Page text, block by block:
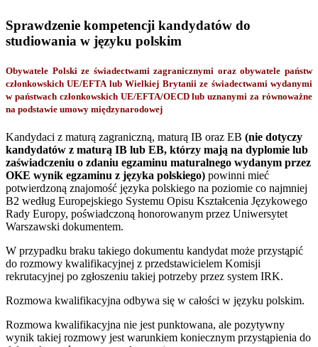
Sprawdzenie kompetencji kandydatów do
studiowania w języku polskim
Obywatele Polski ze świadectwami zagranicznymi oraz obywatele państw
członkowskich UE/EFTA lub Wielkiej Brytanii ze świadectwami wydanymi
w państwach członkowskich UE/EFTA/OECD lub uznanymi za równoważne
na podstawie umowy międzynarodowej
Kandydaci z maturą zagraniczną, maturą IB oraz EB (nie dotyczy
kandydatów z maturą IB lub EB, którzy mają na dyplomie lub
zaświadczeniu o zdaniu egzaminu maturalnego wydanym przez
OKE wynik egzaminu z języka polskiego) powinni mieć
potwierdzoną znajomość języka polskiego na poziomie co najmniej
B2 według Europejskiego Systemu Opisu Kształcenia Językowego
Rady Europy, poświadczoną honorowanym przez Uniwersytet
Warszawski dokumentem.
W przypadku braku takiego dokumentu kandydat może przystąpić
do rozmowy kwalifikacyjnej z przedstawicielem Komisji
rekrutacyjnej po zgłoszeniu takiej potrzeby przez system IRK.
Rozmowa kwalifikacyjna odbywa się w całości w języku polskim.
Rozmowa kwalifikacyjna nie jest punktowana, ale pozytywny
wynik takiej rozmowy jest warunkiem koniecznym przystąpienia do